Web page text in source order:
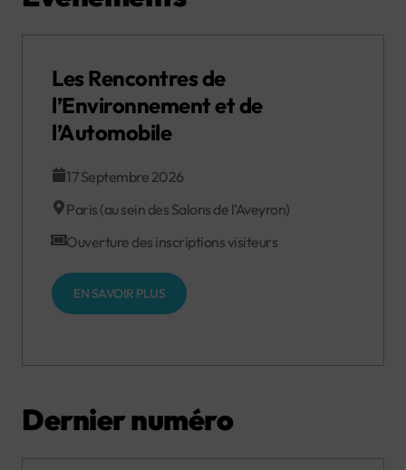
Les Rencontres de
l’Environnement et de
l’Automobile
17 Septembre 2026
Paris (au sein des Salons de l’Aveyron)
Ouverture des inscriptions visiteurs
EN SAVOIR PLUS
Dernier numéro